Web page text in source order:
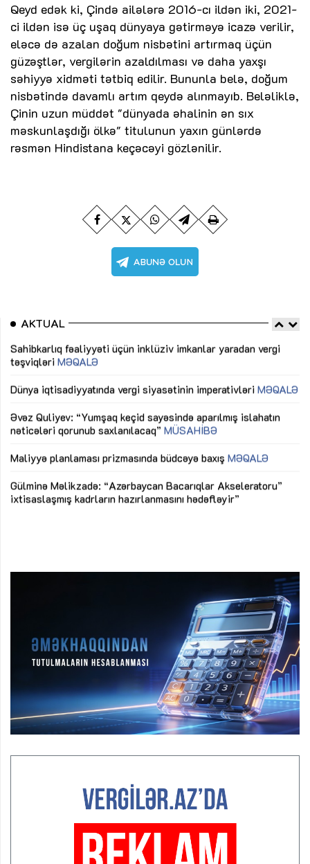
Qeyd edək ki, Çində ailələrə 2016-cı ildən iki, 2021-
ci ildən isə üç uşaq dünyaya gətirməyə icazə verilir,
eləcə də azalan doğum nisbətini artırmaq üçün
güzəştlər, vergilərin azaldılması və daha yaxşı
səhiyyə xidməti tətbiq edilir. Bununla belə, doğum
nisbətində davamlı artım qeydə alınmayıb. Beləliklə,
Çinin uzun müddət "dünyada əhalinin ən sıx
məskunlaşdığı ölkə" titulunun yaxın günlərdə
rəsmən Hindistana keçəcəyi gözlənilir.
AKTUAL
Sahibkarlıq fəaliyyəti üçün inklüziv imkanlar yaradan vergi
təşviqləri MƏQALƏ
Dünya iqtisadiyyatında vergi siyasətinin imperativləri MƏQALƏ
Əvəz Quliyev: “Yumşaq keçid sayəsində aparılmış islahatın
nəticələri qorunub saxlanılacaq” MÜSAHİBƏ
Maliyyə planlaması prizmasında büdcəyə baxış MƏQALƏ
Gülminə Məlikzadə: “Azərbaycan Bacarıqlar Akseleratoru”
ixtisaslaşmış kadrların hazırlanmasını hədəfləyir”